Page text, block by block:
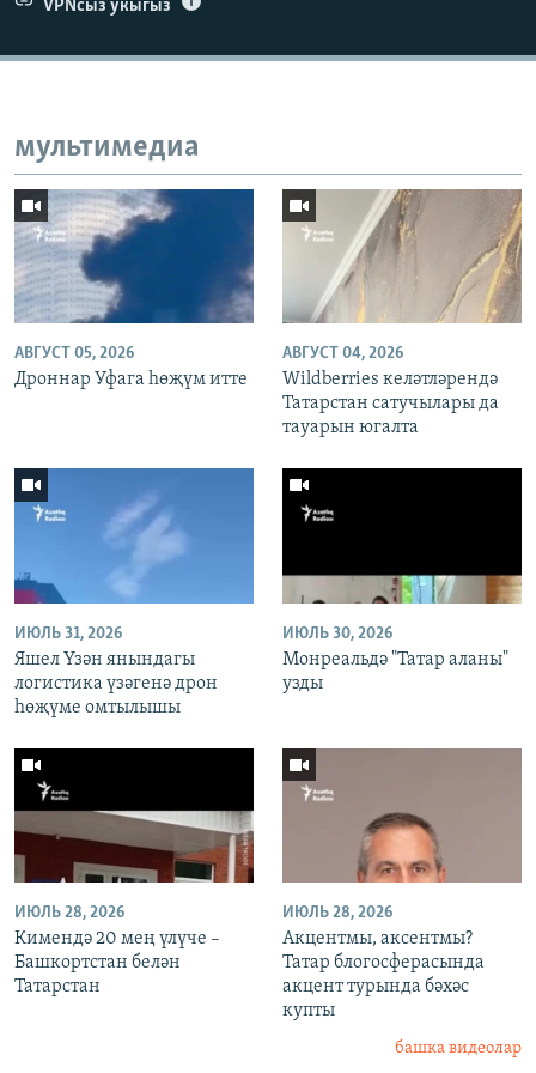
VPNсыз укыгыз
мультимедиа
АВГУСТ 05, 2026
Дроннар Уфага һөҗүм итте
АВГУСТ 04, 2026
Wildberries келәтләрендә
Татарстан сатучылары да
тауарын югалта
ИЮЛЬ 31, 2026
Яшел Үзән янындагы
логистика үзәгенә дрон
һөҗүме омтылышы
ИЮЛЬ 30, 2026
Монреальдә "Татар аланы"
узды
ИЮЛЬ 28, 2026
Кимендә 20 мең үлүче –
Башкортстан белән
Татарстан
ИЮЛЬ 28, 2026
Акцентмы, аксентмы?
Татар блогосферасында
акцент турында бәхәс
купты
башка видеолар